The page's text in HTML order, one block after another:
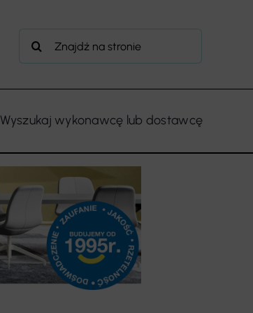
Szukaj
Wyszukaj wykonawcę lub dostawcę